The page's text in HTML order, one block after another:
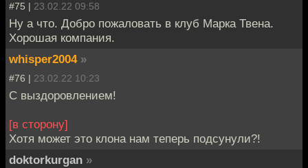
#75 | 23.02.22 09:58
Ну а что. Добро пожаловать в клуб Марка Твена.
Хорошая компания.
whisper2004 »
#76 | 23.02.22 10:23
С выздоровлением!
[в сторону]
Хотя может это клона нам теперь подсунули?!
doktorkurgan »